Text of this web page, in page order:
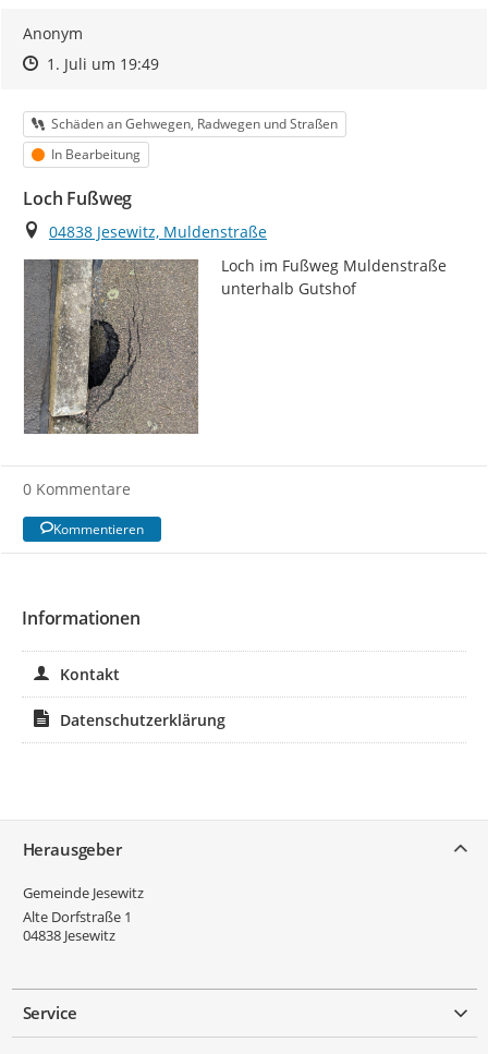
Anonym
Zeitpunkt des Erstellens
Zeitpunkt des Erstellens
1. Juli um 19:49Zur Äußerung
Kategorie
Schäden an Gehwegen, Radwegen und Straßen
Status
In Bearbeitung
Loch Fußweg
Ort
04838 Jesewitz, Muldenstraße
Loch im Fußweg Muldenstraße
unterhalb Gutshof
0 Kommentare
Kommentieren
Informationen
Kontakt
Datenschutzerklärung
Herausgeber
Gemeinde Jesewitz
Alte Dorfstraße 1
04838 Jesewitz
Service